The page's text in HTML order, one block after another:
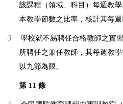
該課程（領域、科目）每週教
本教學節數之比率，核計其每週
3 學校就不易聘任合格教師之實
所聘任之兼任教師，其每週教
以九節為限。
第 11 條